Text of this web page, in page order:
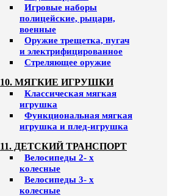
Игровые наборы
полицейские, рыцари,
военные
Оружие трещетка, пугач
и электрифицированное
Стреляющее оружие
10. МЯГКИЕ ИГРУШКИ
Классическая мягкая
игрушка
Функциональная мягкая
игрушка и плед-игрушка
11. ДЕТСКИЙ ТРАНСПОРТ
Велосипеды 2- х
колесные
Велосипеды 3- х
колесные